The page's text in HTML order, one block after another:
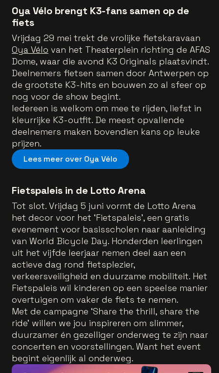
Oya Vélo brengt K3-fans samen op de
fiets
Vrijdag 29 mei trekt de vrolijke fietskaravaan
Oya Vélo van het Theaterplein richting de AFAS
Dome, waar die avond K3 Originals plaatsvindt.
Deelnemers fietsen samen door Antwerpen op
de grootste K3-hits en bouwen zo al sfeer op
nog voor de show begint.
Iedereen is welkom om mee te rijden, liefst in
kleurrijke K3-outfit. De meest opvallende
deelnemers maken bovendien kans op leuke
prijzen.
Lees meer over Oya Vélo
Fietspaleis in de Lotto Arena
Tot slot. Vrijdag 5 juni vormt de Lotto Arena
het decor voor het ‘Fietspaleis’, een gratis
evenement voor basisscholen naar aanleiding
van World Bicycle Day. Honderden leerlingen
uit het vijfde leerjaar nemen deel aan een
actieve dag rond fietsplezier,
verkeersveiligheid en duurzame mobiliteit. Het
Fietspaleis wil kinderen op een speelse manier
overtuigen om vaker de fiets te nemen.
Met de campagne ‘Share the thrill, share the
ride’ willen we jou inspireren om slimmer,
duurzamer én gezelliger onderweg te zijn naar
concerten en voorstellingen. Want het event
begint eigenlijk al onderweg.